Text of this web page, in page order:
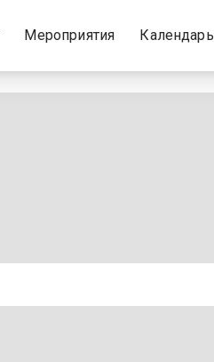
Мероприятия Календарь